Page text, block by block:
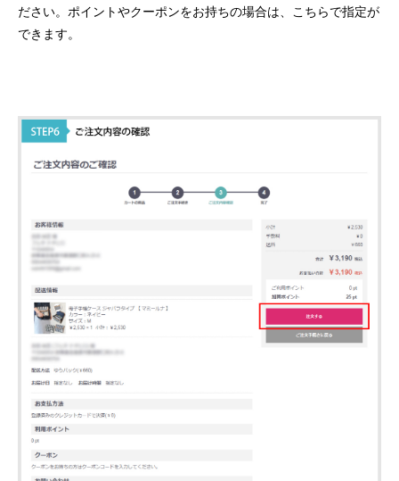
ださい。ポイントやクーポンをお持ちの場合は、こちらで指定が
できます。